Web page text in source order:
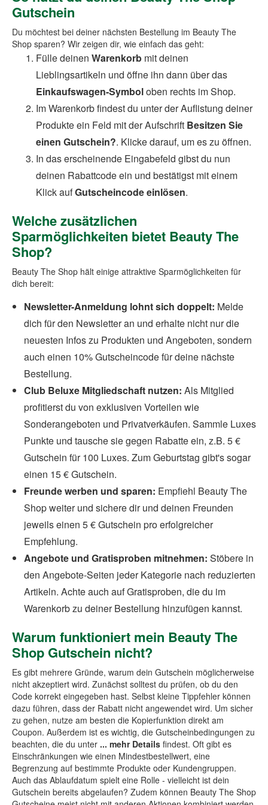
Gutschein
Du möchtest bei deiner nächsten Bestellung im Beauty The
Shop sparen? Wir zeigen dir, wie einfach das geht:
Fülle deinen Warenkorb mit deinen
Lieblingsartikeln und öffne ihn dann über das
Einkaufswagen-Symboloben rechts im Shop.
Im Warenkorb findest du unter der Auflistung deiner
Produkte ein Feld mit der Aufschrift Besitzen Sie
einen Gutschein?. Klicke darauf, um es zu öffnen.
In das erscheinende Eingabefeld gibst du nun
deinen Rabattcode ein und bestätigst mit einem
Klick aufGutscheincode einlösen.
Welche zusätzlichen
Sparmöglichkeiten bietet Beauty The
Shop?
Beauty The Shop hält einige attraktive Sparmöglichkeiten für
dich bereit:
Newsletter-Anmeldung lohnt sich doppelt: Melde
dich für den Newsletter an und erhalte nicht nur die
neuesten Infos zu Produkten und Angeboten, sondern
auch einen 10% Gutscheincode für deine nächste
Bestellung.
Club Beluxe Mitgliedschaft nutzen: Als Mitglied
profitierst du von exklusiven Vorteilen wie
Sonderangeboten und Privatverkäufen. Sammle Luxes
Punkte und tausche sie gegen Rabatte ein, z.B. 5 €
Gutschein für 100 Luxes. Zum Geburtstag gibt's sogar
einen 15 € Gutschein.
Freunde werben und sparen: Empfiehl Beauty The
Shop weiter und sichere dir und deinen Freunden
jeweils einen 5 € Gutschein pro erfolgreicher
Empfehlung.
Angebote und Gratisproben mitnehmen: Stöbere in
den Angebote-Seiten jeder Kategorie nach reduzierten
Artikeln. Achte auch auf Gratisproben, die du im
Warenkorb zu deiner Bestellung hinzufügen kannst.
Warum funktioniert mein Beauty The
Shop Gutschein nicht?
Es gibt mehrere Gründe, warum dein Gutschein möglicherweise
nicht akzeptiert wird. Zunächst solltest du prüfen, ob du den
Code korrekt eingegeben hast. Selbst kleine Tippfehler können
dazu führen, dass der Rabatt nicht angewendet wird. Um sicher
zu gehen, nutze am besten die Kopierfunktion direkt am
Coupon. Außerdem ist es wichtig, die Gutscheinbedingungen zu
beachten, die du unter ... mehr Details findest. Oft gibt es
Einschränkungen wie einen Mindestbestellwert, eine
Begrenzung auf bestimmte Produkte oder Kundengruppen.
Auch das Ablaufdatum spielt eine Rolle - vielleicht ist dein
Gutschein bereits abgelaufen? Zudem können Beauty The Shop